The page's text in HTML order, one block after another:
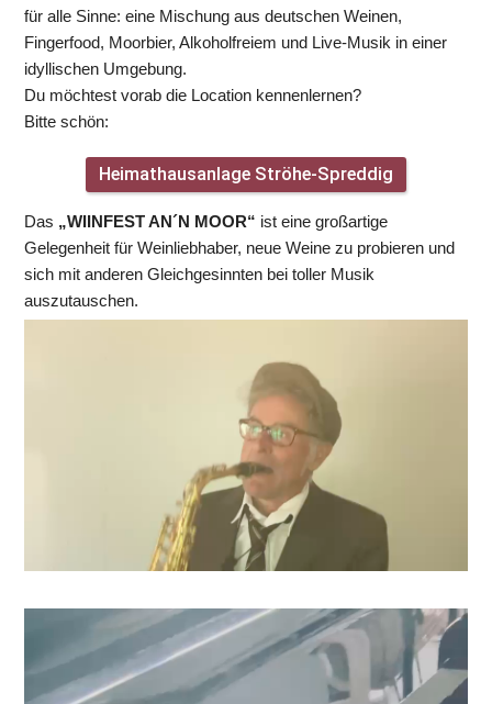
für alle Sinne: eine Mischung aus deutschen Weinen,
Fingerfood, Moorbier, Alkoholfreiem und Live-Musik in einer
idyllischen Umgebung.
Du möchtest vorab die Location kennenlernen?
Bitte schön:
Heimathausanlage Ströhe-Spreddig
Das „WIINFEST AN´N MOOR“ ist eine großartige
Gelegenheit für Weinliebhaber, neue Weine zu probieren und
sich mit anderen Gleichgesinnten bei toller Musik
auszutauschen.